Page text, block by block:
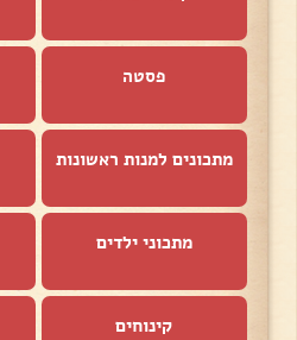
פסטה
מתכונים למנות ראשונות
מתכוני ילדים
קינוחים